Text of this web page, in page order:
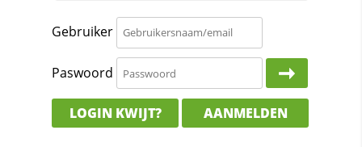
Gebruiker
Paswoord
LOGIN KWIJT? AANMELDEN